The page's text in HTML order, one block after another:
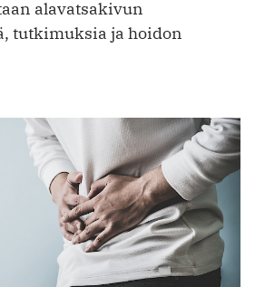
alavatsakivun
tutkimuksia ja hoidon